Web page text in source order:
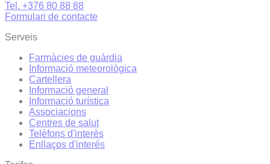
Tel. +376 80 88 88
Formulari de contacte
Serveis
Farmàcies de guàrdia
Informació meteorològica
Cartellera
Informació general
Informació turística
Associacions
Centres de salut
Telèfons d'interès
Enllaços d'interés